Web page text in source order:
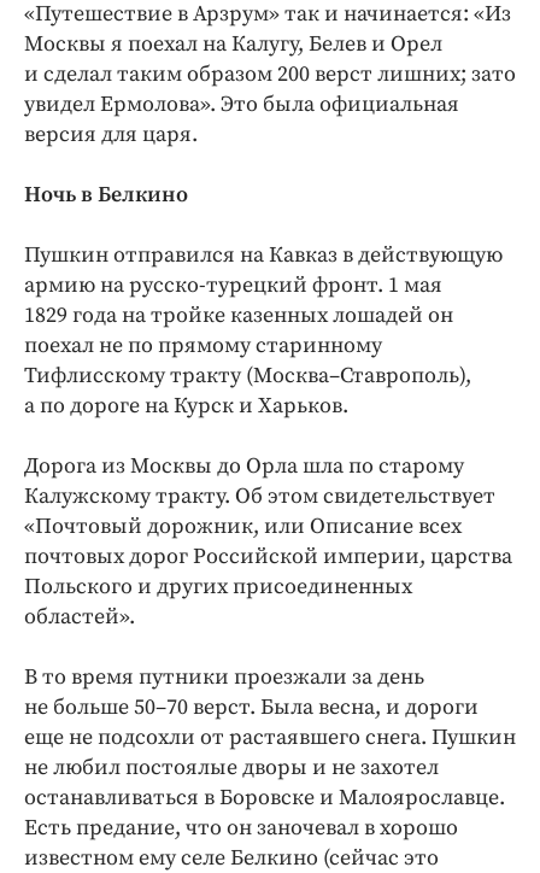
Интересное чтиво
Клиника года
Бренд года
Работодатель года
«Путешествие в Арзрум» так и начинается: «Из
Москвы я поехал на Калугу, Белев и Орел
и сделал таким образом 200 верст лишних; зато
увидел Ермолова». Это была официальная
версия для царя.
Ночь в Белкино
Пушкин отправился на Кавказ в действующую
армию на русско-турецкий фронт. 1 мая
1829 года на тройке казенных лошадей он
поехал не по прямому старинному
Тифлисскому тракту (Москва–Ставрополь),
а по дороге на Курск и Харьков.
Дорога из Москвы до Орла шла по старому
Калужскому тракту. Об этом свидетельствует
«Почтовый дорожник, или Описание всех
почтовых дорог Российской империи, царства
Польского и других присоединенных
областей».
В то время путники проезжали за день
не больше 50–70 верст. Была весна, и дороги
еще не подсохли от растаявшего снега. Пушкин
не любил постоялые дворы и не захотел
останавливаться в Боровске и Малоярославце.
Есть предание, что он заночевал в хорошо
известном ему селе Белкино (сейчас это